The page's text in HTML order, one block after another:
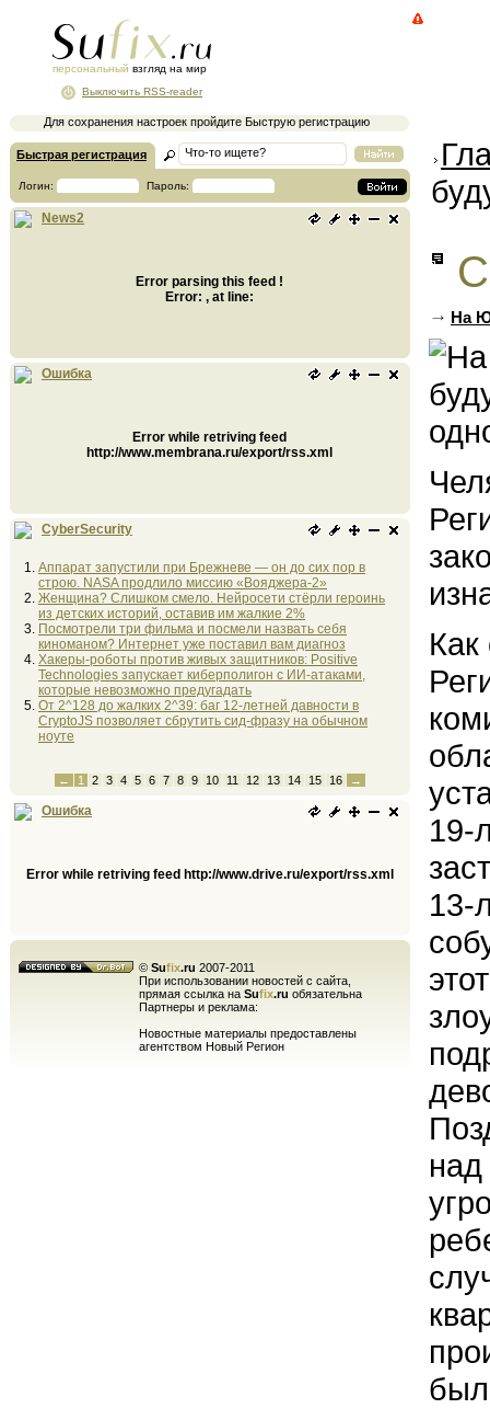
персональный взгляд на мир
Для сохранения настроек пройдите Быструю регистрацию
Выключить RSS-reader
Быстрая регистрация
Логин: Пароль:
News2
Error parsing this feed !
Error: , at line:
Ошибка
Error while retriving feed
http://www.membrana.ru/export/rss.xml
CyberSecurity
Аппарат запустили при Брежневе — он до сих пор в
строю. NASA продлило миссию «Вояджера-2»
Женщина? Слишком смело. Нейросети стёрли героинь
из детских историй, оставив им жалкие 2%
Посмотрели три фильма и посмели назвать себя
киноманом? Интернет уже поставил вам диагноз
Хакеры-роботы против живых защитников: Positive
Technologies запускает киберполигон с ИИ-атаками,
которые невозможно предугадать
От 2^128 до жалких 2^39: баг 12-летней давности в
CryptoJS позволяет сбрутить сид-фразу на обычном
ноуте
← 1 2 3 4 5 6 7 8 9 10 11 12 13 14 15 16 →
Ошибка
Error while retriving feed http://www.drive.ru/export/rss.xml
© Sufix.ru 2007-2011
При использовании новостей с сайта,
прямая ссылка на Sufix.ru обязательна
Партнеры и реклама:
Новостные материалы предоставлены
агентством Новый Регион
На
19-
13-